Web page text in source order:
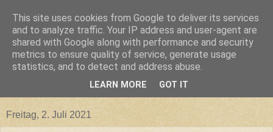
Freitag, 2. Juli 2021
This site uses cookies from Google to deliver its services
and to analyze traffic. Your IP address and user-agent are
shared with Google along with performance and security
metrics to ensure quality of service, generate usage
statistics, and to detect and address abuse.
LEARN MORE GOT IT